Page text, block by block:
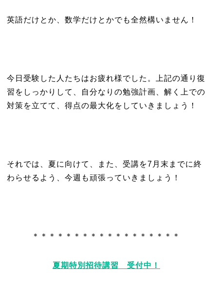
英語だけとか、数学だけとかでも全然構いません！
今日受験した人たちはお疲れ様でした。上記の通り復
習をしっかりして、自分なりの勉強計画、解く上での
対策を立てて、得点の最大化をしていきましょう！
それでは、夏に向けて、また、受講を7月末までに終
わらせるよう、今週も頑張っていきましょう！
＊＊＊＊＊＊＊＊＊＊＊＊＊＊＊＊＊＊
夏期特別招待講習 受付中！